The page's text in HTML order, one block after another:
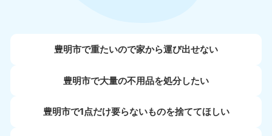
豊明市で重たいので家から運び出せない
豊明市で大量の不用品を処分したい
豊明市で1点だけ要らないものを捨ててほしい